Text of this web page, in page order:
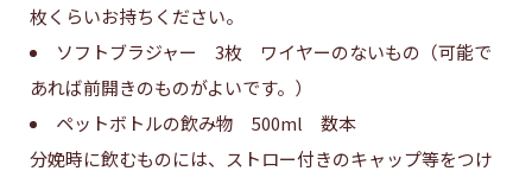
枚くらいお持ちください。
ソフトブラジャー 3枚 ワイヤーのないもの（可能で
あれば前開きのものがよいです。）
ペットボトルの飲み物 500ml 数本
分娩時に飲むものには、ストロー付きのキャップ等をつけ